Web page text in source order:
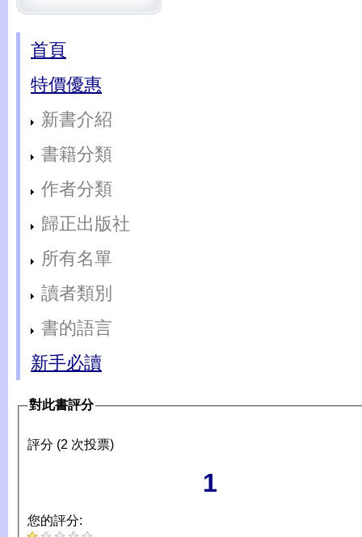
首頁
特價優惠
新書介紹
書籍分類
作者分類
歸正出版社
所有名單
讀者類別
書的語言
新手必讀
對此書評分
評分 (2 次投票)
1
您的評分: